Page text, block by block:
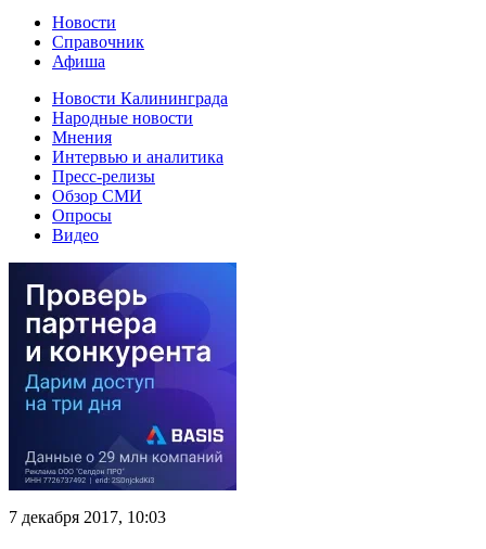
Новости
Справочник
Афиша
Новости Калининграда
Народные новости
Мнения
Интервью и аналитика
Пресс-релизы
Обзор СМИ
Опросы
Видео
7 декабря 2017, 10:03